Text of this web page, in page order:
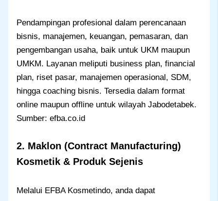
Pendampingan profesional dalam perencanaan
bisnis, manajemen, keuangan, pemasaran, dan
pengembangan usaha, baik untuk UKM maupun
UMKM. Layanan meliputi business plan, financial
plan, riset pasar, manajemen operasional, SDM,
hingga coaching bisnis. Tersedia dalam format
online maupun offline untuk wilayah Jabodetabek.
Sumber: efba.co.id
2. Maklon (Contract Manufacturing)
Kosmetik & Produk Sejenis
Melalui EFBA Kosmetindo, anda dapat